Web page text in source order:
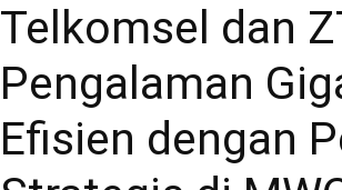
Telkomsel dan
Pengalaman
Efisien dengan